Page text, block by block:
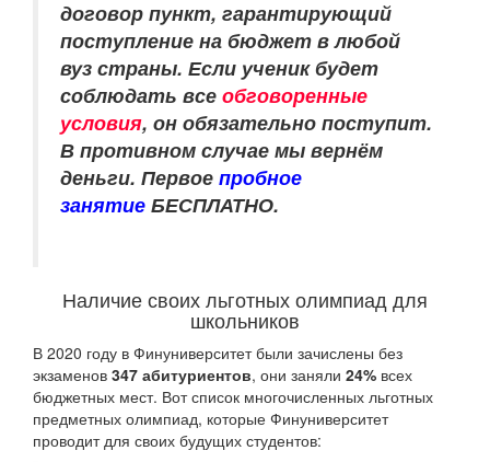
договор пункт, гарантирующий
поступление на бюджет в любой
вуз страны. Если ученик будет
соблюдать все обговоренные
условия, он обязательно поступит.
В противном случае мы вернём
деньги. Первое пробное
занятие БЕСПЛАТНО.
Наличие своих льготных олимпиад для
школьников
В 2020 году в Финуниверситет были зачислены без
экзаменов 347 абитуриентов, они заняли 24% всех
бюджетных мест. Вот список многочисленных льготных
предметных олимпиад, которые Финуниверситет
проводит для своих будущих студентов: